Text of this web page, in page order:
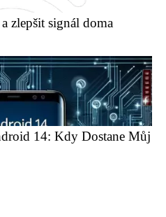
zlepšit signál doma
14: Kdy Dostane Můj